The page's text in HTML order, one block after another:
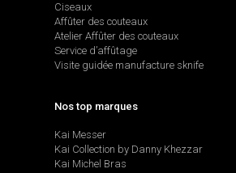
Ciseaux
Affûter des couteaux
Atelier Affûter des couteaux
Service d’affûtage
Visite guidée manufacture sknife
Nos top marques
Kai Messer
Kai Collection by Danny Khezzar
Kai Michel Bras